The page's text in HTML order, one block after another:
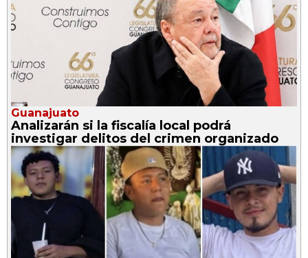
Guanajuato
Analizarán si la fiscalía local podrá
investigar delitos del crimen organizado